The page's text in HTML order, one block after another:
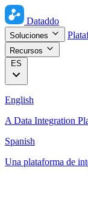
Dataddo
Soluciones
Recursos
ES
English
A Data Integration
Spanish
Una plataforma de